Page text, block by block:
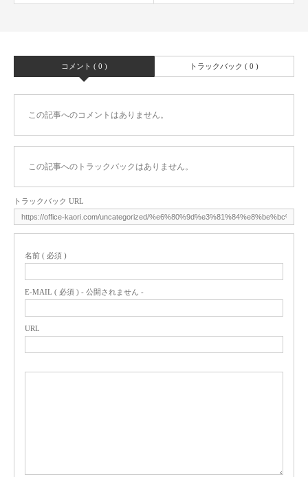
コメント ( 0 ) トラックバック ( 0 )
この記事へのコメントはありません。
この記事へのトラックバックはありません。
トラックバック URL
名前 ( 必須 )
E-MAIL ( 必須 ) - 公開されません -
URL